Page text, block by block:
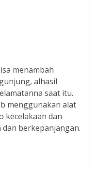
menambah
alhasil
saat itu.
menggunakan alat
kecelakaan dan
berkepanjangan.